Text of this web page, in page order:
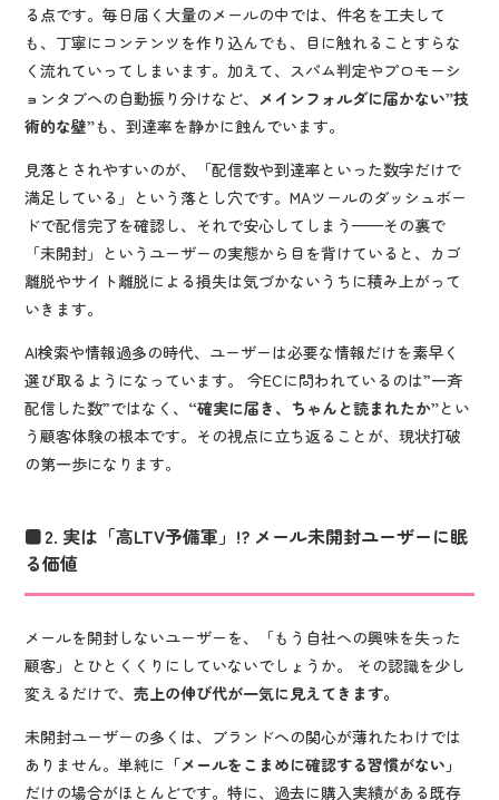
る点です。毎日届く大量のメールの中では、件名を工夫して
も、丁寧にコンテンツを作り込んでも、目に触れることすらな
く流れていってしまいます。加えて、スパム判定やプロモーシ
ョンタブへの自動振り分けなど、 メインフォルダに届かない”技
術的な壁”も、到達率を静かに蝕んでいます。
見落とされやすいのが、「配信数や到達率といった数字だけで
満足している」という落とし穴です。MAツールのダッシュボー
ドで配信完了を確認し、それで安心してしまう——その裏で
「未開封」というユーザーの実態から目を背けていると、カゴ
離脱やサイト離脱による損失は気づかないうちに積み上がって
いきます。
AI検索や情報過多の時代、ユーザーは必要な情報だけを素早く
選び取るようになっています。 今ECに問われているのは”一斉
配信した数”ではなく、 “確実に届き、ちゃんと読まれたか”とい
う顧客体験の根本です。その視点に立ち返ることが、現状打破
の第一歩になります。
2. 実は「高LTV予備軍」!? メール未開封ユーザーに眠
る価値
メールを開封しないユーザーを、「もう自社への興味を失った
顧客」とひとくくりにしていないでしょうか。 その認識を少し
変えるだけで、売上の伸び代が一気に見えてきます。
未開封ユーザーの多くは、ブランドへの関心が薄れたわけでは
ありません。単純に 「メールをこまめに確認する習慣がない」
だけの場合がほとんどです。特に、過去に購入実績がある既存